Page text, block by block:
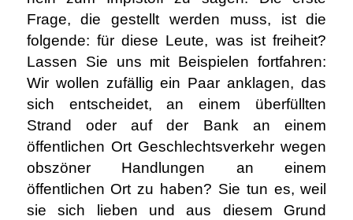
Frage, die gestellt werden muss, ist die
folgende: für diese Leute, was ist freiheit?
Lassen Sie uns mit Beispielen fortfahren:
Wir wollen zufällig ein Paar anklagen, das
sich entscheidet, an einem überfüllten
Strand oder auf der Bank an einem
öffentlichen Ort Geschlechtsverkehr wegen
obszöner Handlungen an einem
öffentlichen Ort zu haben? Sie tun es, weil
sie sich lieben und aus diesem Grund